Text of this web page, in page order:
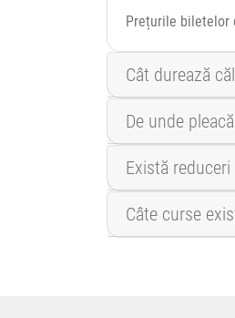
Prețurile biletelor
Cât durează
De unde
Există
Câte curse